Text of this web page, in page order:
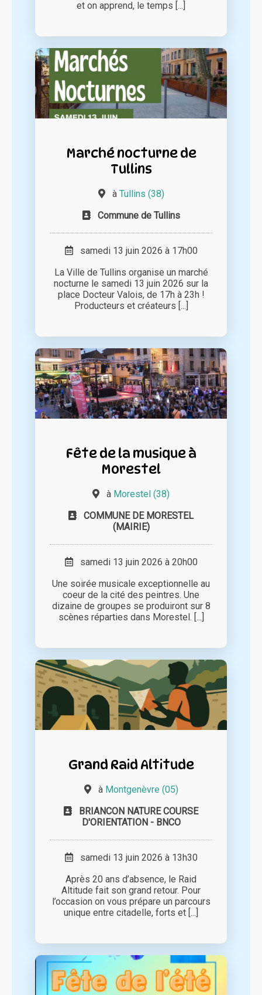
et on apprend, le temps [...]
Marché nocturne de
Tullins
à Tullins (38)
Commune de Tullins
samedi 13 juin 2026 à 17h00
La Ville de Tullins organise un marché
nocturne le samedi 13 juin 2026 sur la
place Docteur Valois, de 17h à 23h !
Producteurs et créateurs [...]
Fête de la musique à
Morestel
à Morestel (38)
COMMUNE DE MORESTEL
(MAIRIE)
samedi 13 juin 2026 à 20h00
Une soirée musicale exceptionnelle au
coeur de la cité des peintres. Une
dizaine de groupes se produiront sur 8
scènes réparties dans Morestel. [...]
Grand Raid Altitude
à Montgenèvre (05)
BRIANCON NATURE COURSE
D'ORIENTATION - BNCO
samedi 13 juin 2026 à 13h30
Après 20 ans d’absence, le Raid
Altitude fait son grand retour. Pour
l’occasion on vous prépare un parcours
unique entre citadelle, forts et [...]